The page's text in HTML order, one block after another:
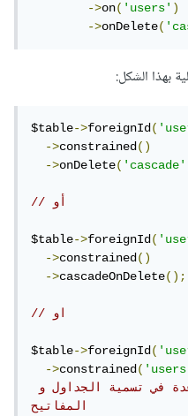
->on('users')
->onDelete(
بهذا الشكل:
$table->foreignId(
->constrained()
->onDelete(
// أو
$table->foreignId(
->constrained()
->cascadeOnDelete();
$table->foreignId(
->constrained(
لم تقم بإحترام القاعدة في تسمية الجداول و
المفاتيح